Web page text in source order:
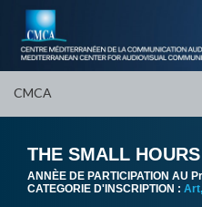
CMCA
THE SMALL HOURS
ANNÈE DE PARTICIPATION AU
CATEGORIE D'INSCRIPTION :